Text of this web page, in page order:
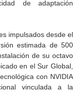
de adaptación
impulsados desde el
estimada de 500
de su octavo
en el Sur Global,
con NVIDIA
vinculada a la